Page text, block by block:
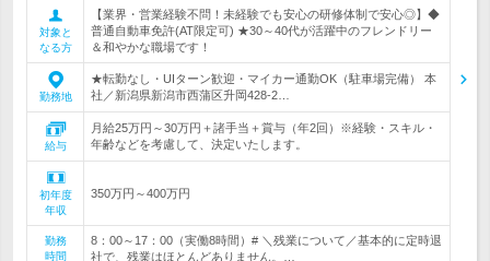
対象と
なる方
【業界・営業経験不問！未経験でも安心の研修体制で安心◎】◆
普通自動車免許(AT限定可) ★30～40代が活躍中のフレンドリー
＆和やかな職場です！
勤務地
★転勤なし・UIターン歓迎・マイカー通勤OK（駐車場完備） 本
社／新潟県新潟市西蒲区升岡428-2…
給与
月給25万円～30万円＋諸手当＋賞与（年2回）※経験・スキル・
年齢などを考慮して、決定いたします。
初年度
年収
350万円～400万円
勤務
時間
8：00～17：00（実働8時間）# ＼残業について／基本的に定時退
社で、残業はほとんどありません。…